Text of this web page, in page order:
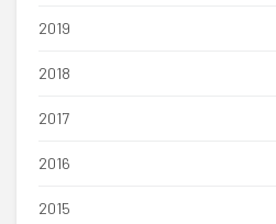
2019
2018
2017
2016
2015